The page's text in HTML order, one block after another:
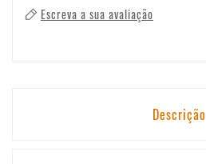
Escreva a sua avaliação
Descrição